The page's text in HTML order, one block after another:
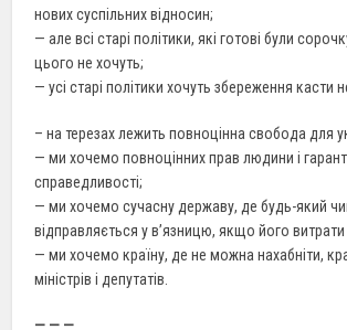
нових суспільних відносин;
— але всі старі політики, які готові були
цього не хочуть;
— усі старі політики хочуть збереження касти
– на терезах лежить повноцінна свобода для
— ми хочемо повноцінних прав людини і
справедливості;
— ми хочемо сучасну державу, де будь-який
відправляється у в’язницю, якщо його
— ми хочемо країну, де не можна нахабніти,
міністрів і депутатів.
— — —